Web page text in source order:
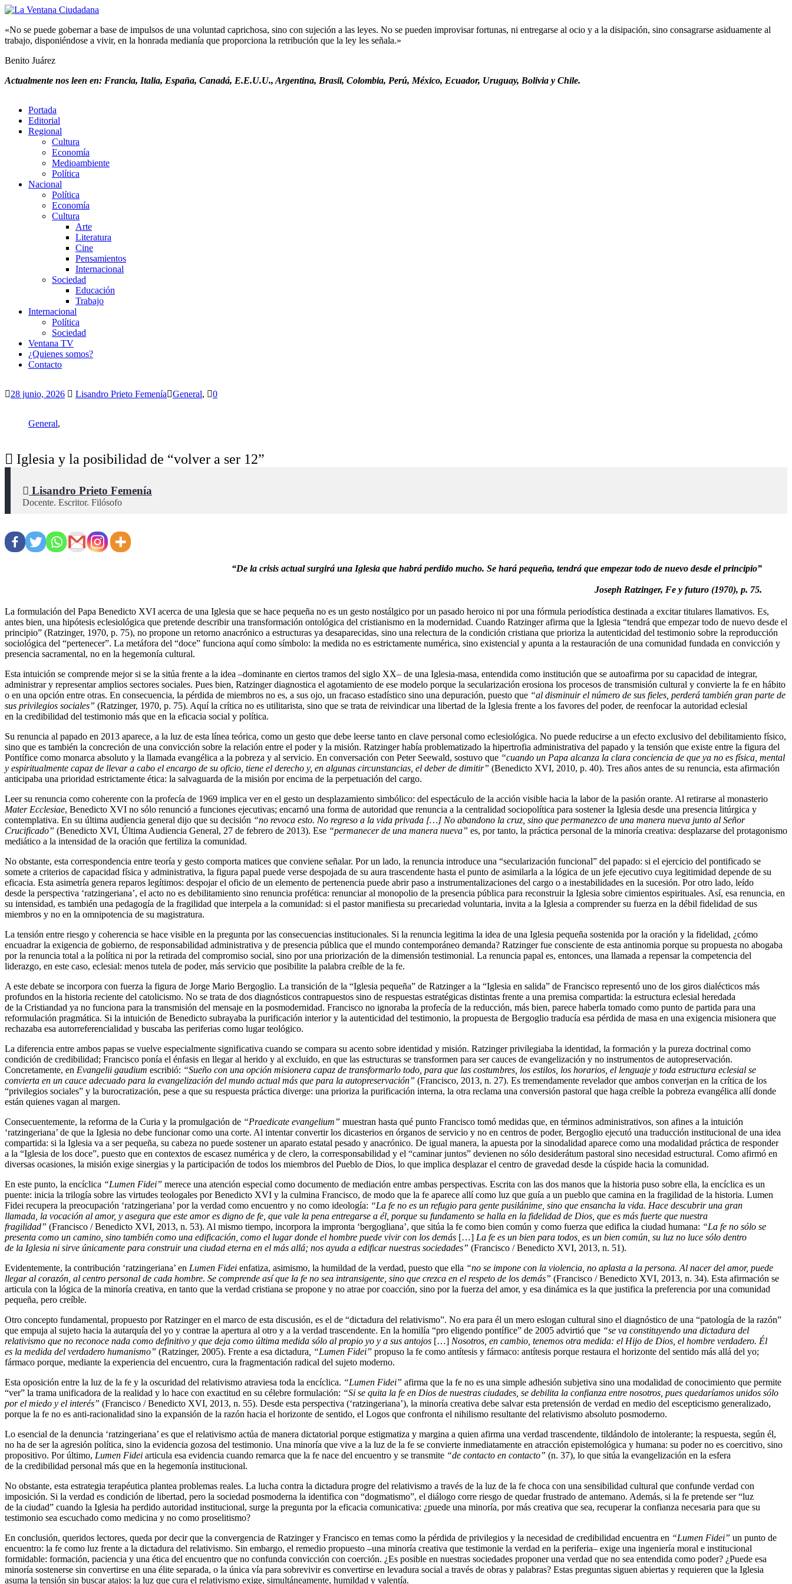
«No se puede gobernar a base de impulsos de una voluntad caprichosa, sino con sujeción a las leyes. No se pueden improvisar fortunas, ni entregarse al ocio y a la disipación, sino consagrarse asiduamente al
trabajo, disponiéndose a vivir, en la honrada medianía que proporciona la retribución que la ley les señala.»
Benito Juárez
Actualmente nos leen en: Francia, Italia, España, Canadá, E.E.U.U., Argentina, Brasil, Colombia, Perú, México, Ecuador, Uruguay, Bolivia y Chile.
Portada
Editorial
Regional
Cultura
Economía
Medioambiente
Política
Nacional
Política
Economía
Cultura
Arte
Literatura
Cine
Pensamientos
Internacional
Sociedad
Educación
Trabajo
Internacional
Política
Sociedad
Ventana TV
¿Quienes somos?
Contacto
28 junio, 2026 Lisandro Prieto Femenía General, 0
General,
Iglesia y la posibilidad de “volver a ser 12”
Lisandro Prieto Femenía
Docente. Escritor. Filósofo
“De la crisis actual surgirá una Iglesia que habrá perdido mucho. Se hará pequeña, tendrá que empezar todo de nuevo desde el principio”
Joseph Ratzinger, Fe y futuro (1970), p. 75.
La formulación del Papa Benedicto XVI acerca de una Iglesia que se hace pequeña no es un gesto nostálgico por un pasado heroico ni por una fórmula periodística destinada a excitar titulares llamativos. Es,
antes bien, una hipótesis eclesiológica que pretende describir una transformación ontológica del cristianismo en la modernidad. Cuando Ratzinger afirma que la Iglesia “tendrá que empezar todo de nuevo desde el
principio” (Ratzinger, 1970, p. 75), no propone un retorno anacrónico a estructuras ya desaparecidas, sino una relectura de la condición cristiana que prioriza la autenticidad del testimonio sobre la reproducción
sociológica del “pertenecer”. La metáfora del “doce” funciona aquí como símbolo: la medida no es estrictamente numérica, sino existencial y apunta a la restauración de una comunidad fundada en convicción y
presencia sacramental, no en la hegemonía cultural.
Esta intuición se comprende mejor si se la sitúa frente a la idea –dominante en ciertos tramos del siglo XX– de una Iglesia-masa, entendida como institución que se autoafirma por su capacidad de integrar,
administrar y representar amplios sectores sociales. Pues bien, Ratzinger diagnostica el agotamiento de ese modelo porque la secularización erosiona los procesos de transmisión cultural y convierte la fe en hábito
o en una opción entre otras. En consecuencia, la pérdida de miembros no es, a sus ojo, un fracaso estadístico sino una depuración, puesto que “al disminuir el número de sus fieles, perderá también gran parte de
sus privilegios sociales” (Ratzinger, 1970, p. 75). Aquí la crítica no es utilitarista, sino que se trata de reivindicar una libertad de la Iglesia frente a los favores del poder, de reenfocar la autoridad eclesial
en la credibilidad del testimonio más que en la eficacia social y política.
Su renuncia al papado en 2013 aparece, a la luz de esta línea teórica, como un gesto que debe leerse tanto en clave personal como eclesiológica. No puede reducirse a un efecto exclusivo del debilitamiento físico,
sino que es también la concreción de una convicción sobre la relación entre el poder y la misión. Ratzinger había problematizado la hipertrofia administrativa del papado y la tensión que existe entre la figura del
Pontífice como monarca absoluto y la llamada evangélica a la pobreza y al servicio. En conversación con Peter Seewald, sostuvo que “cuando un Papa alcanza la clara conciencia de que ya no es física, mental
y espiritualmente capaz de llevar a cabo el encargo de su oficio, tiene el derecho y, en algunas circunstancias, el deber de dimitir” (Benedicto XVI, 2010, p. 40). Tres años antes de su renuncia, esta afirmación
anticipaba una prioridad estrictamente ética: la salvaguarda de la misión por encima de la perpetuación del cargo.
Leer su renuncia como coherente con la profecía de 1969 implica ver en el gesto un desplazamiento simbólico: del espectáculo de la acción visible hacia la labor de la pasión orante. Al retirarse al monasterio
Mater Ecclesiae, Benedicto XVI no sólo renunció a funciones ejecutivas; encarnó una forma de autoridad que renuncia a la centralidad sociopolítica para sostener la Iglesia desde una presencia litúrgica y
contemplativa. En su última audiencia general dijo que su decisión “no revoca esto. No regreso a la vida privada […] No abandono la cruz, sino que permanezco de una manera nueva junto al Señor
Crucificado” (Benedicto XVI, Última Audiencia General, 27 de febrero de 2013). Ese “permanecer de una manera nueva” es, por tanto, la práctica personal de la minoría creativa: desplazarse del protagonismo
mediático a la intensidad de la oración que fertiliza la comunidad.
No obstante, esta correspondencia entre teoría y gesto comporta matices que conviene señalar. Por un lado, la renuncia introduce una “secularización funcional” del papado: si el ejercicio del pontificado se
somete a criterios de capacidad física y administrativa, la figura papal puede verse despojada de su aura trascendente hasta el punto de asimilarla a la lógica de un jefe ejecutivo cuya legitimidad depende de su
eficacia. Esta asimetría genera reparos legítimos: despojar el oficio de un elemento de pertenencia puede abrir paso a instrumentalizaciones del cargo o a inestabilidades en la sucesión. Por otro lado, leído
desde la perspectiva ‘ratzingeriana’, el acto no es debilitamiento sino renuncia profética: renunciar al monopolio de la presencia pública para reconstruir la Iglesia sobre cimientos espirituales. Así, esa renuncia, en
su intensidad, es también una pedagogía de la fragilidad que interpela a la comunidad: si el pastor manifiesta su precariedad voluntaria, invita a la Iglesia a comprender su fuerza en la débil fidelidad de sus
miembros y no en la omnipotencia de su magistratura.
La tensión entre riesgo y coherencia se hace visible en la pregunta por las consecuencias institucionales. Si la renuncia legitima la idea de una Iglesia pequeña sostenida por la oración y la fidelidad, ¿cómo
encuadrar la exigencia de gobierno, de responsabilidad administrativa y de presencia pública que el mundo contemporáneo demanda? Ratzinger fue consciente de esta antinomia porque su propuesta no abogaba
por la renuncia total a la política ni por la retirada del compromiso social, sino por una priorización de la dimensión testimonial. La renuncia papal es, entonces, una llamada a repensar la competencia del
liderazgo, en este caso, eclesial: menos tutela de poder, más servicio que posibilite la palabra creíble de la fe.
A este debate se incorpora con fuerza la figura de Jorge Mario Bergoglio. La transición de la “Iglesia pequeña” de Ratzinger a la “Iglesia en salida” de Francisco representó uno de los giros dialécticos más
profundos en la historia reciente del catolicismo. No se trata de dos diagnósticos contrapuestos sino de respuestas estratégicas distintas frente a una premisa compartida: la estructura eclesial heredada
de la Cristiandad ya no funciona para la transmisión del mensaje en la posmodernidad. Francisco no ignoraba la profecía de la reducción, más bien, parece haberla tomado como punto de partida para una
reformulación pragmática. Si la intuición de Benedicto subrayaba la purificación interior y la autenticidad del testimonio, la propuesta de Bergoglio traducía esa pérdida de masa en una exigencia misionera que
rechazaba esa autorreferencialidad y buscaba las periferias como lugar teológico.
La diferencia entre ambos papas se vuelve especialmente significativa cuando se compara su acento sobre identidad y misión. Ratzinger privilegiaba la identidad, la formación y la pureza doctrinal como
condición de credibilidad; Francisco ponía el énfasis en llegar al herido y al excluido, en que las estructuras se transformen para ser cauces de evangelización y no instrumentos de autopreservación.
Concretamente, en Evangelii gaudium escribió: “Sueño con una opción misionera capaz de transformarlo todo, para que las costumbres, los estilos, los horarios, el lenguaje y toda estructura eclesial se
convierta en un cauce adecuado para la evangelización del mundo actual más que para la autopreservación” (Francisco, 2013, n. 27). Es tremendamente revelador que ambos converjan en la crítica de los
“privilegios sociales” y la burocratización, pese a que su respuesta práctica diverge: una prioriza la purificación interna, la otra reclama una conversión pastoral que haga creíble la pobreza evangélica allí donde
están quienes vagan al margen.
Consecuentemente, la reforma de la Curia y la promulgación de “Praedicate evangelium” muestran hasta qué punto Francisco tomó medidas que, en términos administrativos, son afines a la intuición
‘ratzingeriana’ de que la Iglesia no debe funcionar como una corte. Al intentar convertir los dicasterios en órganos de servicio y no en centros de poder, Bergoglio ejecutó una traducción institucional de una idea
compartida: si la Iglesia va a ser pequeña, su cabeza no puede sostener un aparato estatal pesado y anacrónico. De igual manera, la apuesta por la sinodalidad aparece como una modalidad práctica de responder
a la “Iglesia de los doce”, puesto que en contextos de escasez numérica y de clero, la corresponsabilidad y el “caminar juntos” devienen no sólo desiderátum pastoral sino necesidad estructural. Como afirmó en
diversas ocasiones, la misión exige sinergias y la participación de todos los miembros del Pueblo de Dios, lo que implica desplazar el centro de gravedad desde la cúspide hacia la comunidad.
En este punto, la encíclica “Lumen Fidei” merece una atención especial como documento de mediación entre ambas perspectivas. Escrita con las dos manos que la historia puso sobre ella, la encíclica es un
puente: inicia la trilogía sobre las virtudes teologales por Benedicto XVI y la culmina Francisco, de modo que la fe aparece allí como luz que guía a un pueblo que camina en la fragilidad de la historia. Lumen
Fidei recupera la preocupación ‘ratzingeriana’ por la verdad como encuentro y no como ideología: “La fe no es un refugio para gente pusilánime, sino que ensancha la vida. Hace descubrir una gran
llamada, la vocación al amor, y asegura que este amor es digno de fe, que vale la pena entregarse a él, porque su fundamento se halla en la fidelidad de Dios, que es más fuerte que nuestra
fragilidad” (Francisco / Benedicto XVI, 2013, n. 53). Al mismo tiempo, incorpora la impronta ‘bergogliana’, que sitúa la fe como bien común y como fuerza que edifica la ciudad humana: “La fe no sólo se
presenta como un camino, sino también como una edificación, como el lugar donde el hombre puede vivir con los demás […] La fe es un bien para todos, es un bien común, su luz no luce sólo dentro
de la Iglesia ni sirve únicamente para construir una ciudad eterna en el más allá; nos ayuda a edificar nuestras sociedades” (Francisco / Benedicto XVI, 2013, n. 51).
Evidentemente, la contribución ‘ratzingeriana’ en Lumen Fidei enfatiza, asimismo, la humildad de la verdad, puesto que ella “no se impone con la violencia, no aplasta a la persona. Al nacer del amor, puede
llegar al corazón, al centro personal de cada hombre. Se comprende así que la fe no sea intransigente, sino que crezca en el respeto de los demás” (Francisco / Benedicto XVI, 2013, n. 34). Esta afirmación se
articula con la lógica de la minoría creativa, en tanto que la verdad cristiana se propone y no atrae por coacción, sino por la fuerza del amor, y esa dinámica es la que justifica la preferencia por una comunidad
pequeña, pero creíble.
Otro concepto fundamental, propuesto por Ratzinger en el marco de esta discusión, es el de “dictadura del relativismo”. No era para él un mero eslogan cultural sino el diagnóstico de una “patología de la razón”
que empuja al sujeto hacia la autarquía del yo y contrae la apertura al otro y a la verdad trascendente. En la homilía “pro eligendo pontífice” de 2005 advirtió que “se va constituyendo una dictadura del
relativismo que no reconoce nada como definitivo y que deja como última medida sólo al propio yo y a sus antojos […] Nosotros, en cambio, tenemos otra medida: el Hijo de Dios, el hombre verdadero. Él
es la medida del verdadero humanismo” (Ratzinger, 2005). Frente a esa dictadura , “Lumen Fidei” propuso la fe como antítesis y fármaco: antítesis porque restaura el horizonte del sentido más allá del yo;
fármaco porque, mediante la experiencia del encuentro, cura la fragmentación radical del sujeto moderno.
Esta oposición entre la luz de la fe y la oscuridad del relativismo atraviesa toda la encíclica. “Lumen Fidei” afirma que la fe no es una simple adhesión subjetiva sino una modalidad de conocimiento que permite
“ver” la trama unificadora de la realidad y lo hace con exactitud en su célebre formulación: “Si se quita la fe en Dios de nuestras ciudades, se debilita la confianza entre nosotros, pues quedaríamos unidos sólo
por el miedo y el interés” (Francisco / Benedicto XVI, 2013, n. 55). Desde esta perspectiva (‘ratzingeriana’), la minoría creativa debe salvar esta pretensión de verdad en medio del escepticismo generalizado,
porque la fe no es anti-racionalidad sino la expansión de la razón hacia el horizonte de sentido, el Logos que confronta el nihilismo resultante del relativismo absoluto posmoderno.
Lo esencial de la denuncia ‘ratzingeriana’ es que el relativismo actúa de manera dictatorial porque estigmatiza y margina a quien afirma una verdad trascendente, tildándolo de intolerante; la respuesta, según él,
no ha de ser la agresión política, sino la evidencia gozosa del testimonio. Una minoría que vive a la luz de la fe se convierte inmediatamente en atracción epistemológica y humana: su poder no es coercitivo, sino
propositivo. Por último, Lumen Fidei articula esa evidencia cuando remarca que la fe nace del encuentro y se transmite “de contacto en contacto” (n. 37), lo que sitúa la evangelización en la esfera
de la credibilidad personal más que en la hegemonía institucional.
No obstante, esta estrategia terapéutica plantea problemas reales. La lucha contra la dictadura progre del relativismo a través de la luz de la fe choca con una sensibilidad cultural que confunde verdad con
imposición. Si la verdad es condición de libertad, pero la sociedad posmoderna la identifica con “dogmatismo”, el diálogo corre riesgo de quedar frustrado de antemano. Además, si la fe pretende ser “luz
de la ciudad” cuando la Iglesia ha perdido autoridad institucional, surge la pregunta por la eficacia comunicativa: ¿puede una minoría, por más creativa que sea, recuperar la confianza necesaria para que su
testimonio sea escuchado como medicina y no como proselitismo?
En conclusión, queridos lectores, queda por decir que la convergencia de Ratzinger y Francisco en temas como la pérdida de privilegios y la necesidad de credibilidad encuentra en “Lumen Fidei” un punto de
encuentro: la fe como luz frente a la dictadura del relativismo. Sin embargo, el remedio propuesto –una minoría creativa que testimonie la verdad en la periferia– exige una ingeniería moral e institucional
formidable: formación, paciencia y una ética del encuentro que no confunda convicción con coerción. ¿Es posible en nuestras sociedades proponer una verdad que no sea entendida como poder? ¿Puede esa
minoría sostenerse sin convertirse en una élite separada, o la única vía para sobrevivir es convertirse en levadura social a través de obras y palabras? Estas preguntas siguen abiertas y requieren que la Iglesia
asuma la tensión sin buscar atajos: la luz que cura el relativismo exige, simultáneamente, humildad y valentía.